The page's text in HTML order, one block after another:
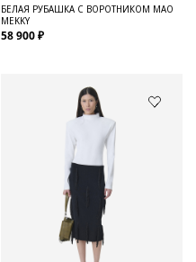
БЕЛАЯ РУБАШКА С ВОРОТНИКОМ МАО
MEKKY
58 900 ₽